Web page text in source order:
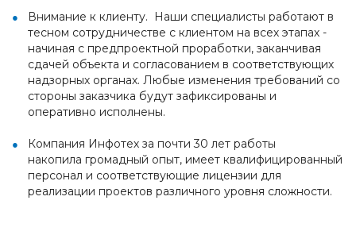
Внимание к клиенту. Наши специалисты работают в
тесном сотрудничестве с клиентом на всех этапах -
начиная с предпроектной проработки, заканчивая
сдачей объекта и согласованием в соответствующих
надзорных органах. Любые изменения требований со
стороны заказчика будут зафиксированы и
оперативно исполнены.
Компания Инфотех за почти 30 лет работы
накопила громадный опыт, имеет квалифицированный
персонал и соответствующие лицензии для
реализации проектов различного уровня сложности.